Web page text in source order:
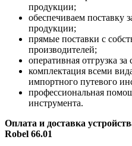
продукции;
обеспечиваем поставку
продукции;
прямые поставки с
производителей;
оперативная отгрузка
комплектация всеми
импортного путевого
профессиональная
инструмента.
Оплата и доставка
Robel 66.01